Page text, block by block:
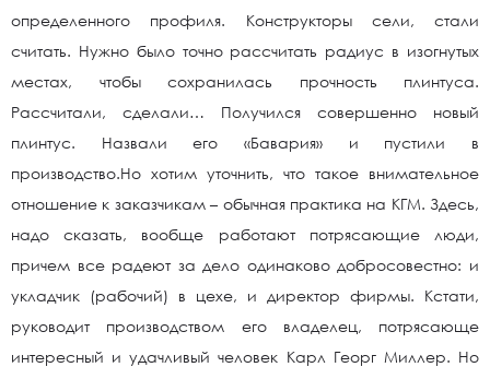
определенного профиля. Конструкторы сели, стали
считать. Нужно было точно рассчитать радиус в изогнутых
местах, чтобы сохранилась прочность плинтуса.
Рассчитали, сделали… Получился совершенно новый
плинтус. Назвали его «Бавария» и пустили в
производство.Но хотим уточнить, что такое внимательное
отношение к заказчикам – обычная практика на КГМ. Здесь,
надо сказать, вообще работают потрясающие люди,
причем все радеют за дело одинаково добросовестно: и
укладчик (рабочий) в цехе, и директор фирмы. Кстати,
руководит производством его владелец, потрясающе
интересный и удачливый человек Карл Георг Миллер. Но